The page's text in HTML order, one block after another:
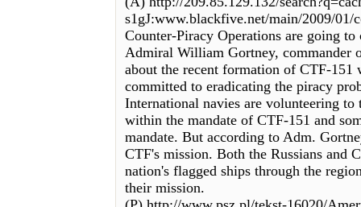
s1gJ:www.blackfive.net/main/2009/
Counter-Piracy Operations are going
Admiral William Gortney, commander
about the recent formation of CTF-
committed to eradicating the piracy
International navies are volunteering
within the mandate of CTF-151 and
mandate. But according to Adm.
CTF's mission. Both the Russians and
nation's flagged ships through the
their mission.